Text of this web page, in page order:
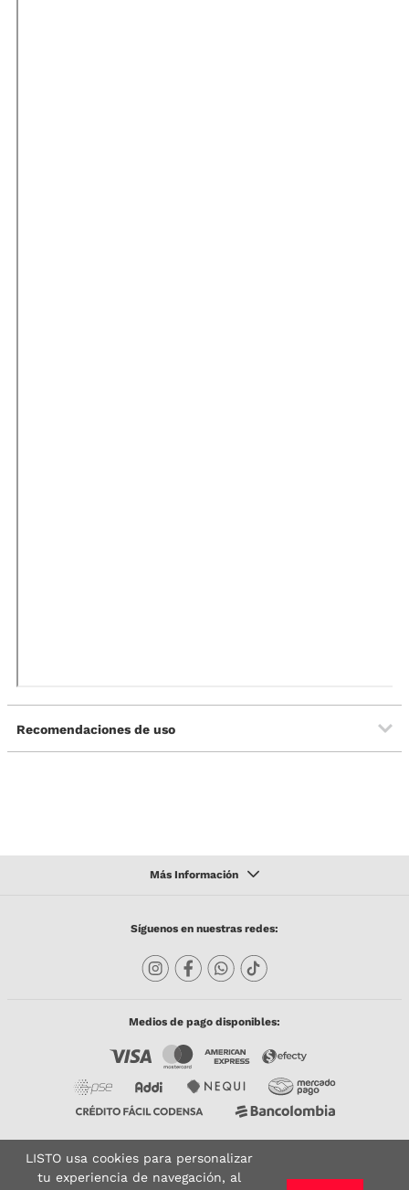
Recomendaciones de uso
Síguenos en nuestras redes:
Medios de pago disponibles:
Copyright © 2023 TODACO S.A.S. Listo Mundo Cerámico. All Rights Reserved. Powered
by
LISTO usa cookies para personalizar
tu experiencia de navegación, al